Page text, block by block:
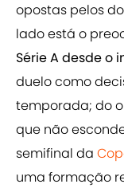
opostas pelos
lado está o
Série A desde o
duelo como
temporada; do
que não
semifinal da
uma formação